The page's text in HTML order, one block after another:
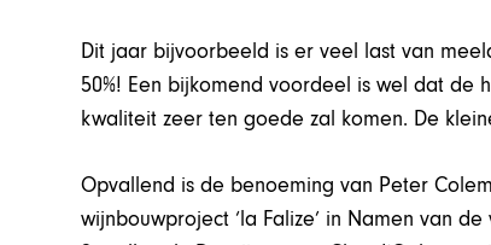
Dit jaar bijvoorbeeld is er veel last van
50%! Een bijkomend voordeel is wel dat
kwaliteit zeer ten goede zal komen. De
Opvallend is de benoeming van Peter
wijnbouwproject ‘la Falize’ in Namen van